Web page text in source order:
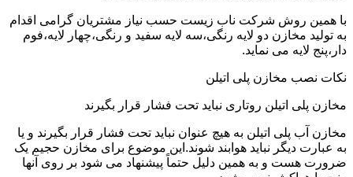
با همین روش شرکت ناب زیست حسب نیاز مشتریان گرامی اقدام
به تولید مخازن دو لایه رنگی،سه لایه سفید و رنگی،چهار لایه،فوم
دار،پنج لایه می نماید.
نکات نصب مخازن پلی اتیلن
مخازن پلی اتیلن روتاری نباید تحت فشار قرار بگیرند
مخازن آب پلی اتیلن به هیچ عنوان نباید تحت فشار قرار بگیرند و یا
به عبارت دیگر نباید هوابند شوند.این موضوع برای مخازن حجیم یک
ضرورت هست و به همین دلیل حتماً پیشنهاد می شود بر روی آنها